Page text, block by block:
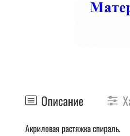
Описание
Акриловая растяжка спираль.